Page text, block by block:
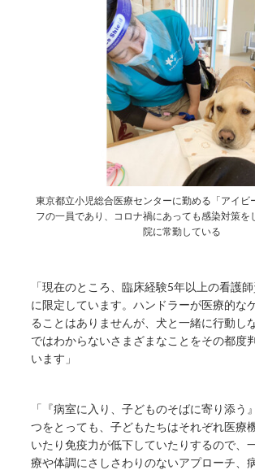
東京都立小児総合医療センターに勤める「アイビ
フの一員であり、コロナ禍にあっても感染対策を
院に常勤している
「現在のところ、臨床経験5年以上の看護
に限定しています。ハンドラーが医療的な
ることはありませんが、犬と一緒に行動し
ではわからないさまざまなことをその都度
います」
「『病室に入り、子どものそばに寄り添う
つをとっても、子どもたちはそれぞれ医療
いたり免疫力が低下していたりするので、
療や体調にさしさわりのないアプローチ、